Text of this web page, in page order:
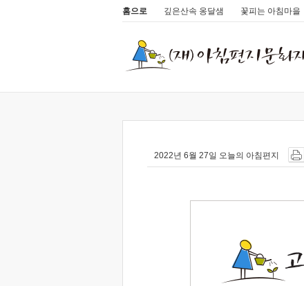
홈으로 깊은산속 옹달샘 꽃피는 아침마을
2022년 6월 27일 오늘의 아침편지